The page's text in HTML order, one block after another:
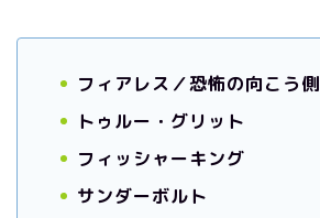
フィアレス／恐怖の向こう側
トゥルー・グリット
フィッシャーキング
サンダーボルト